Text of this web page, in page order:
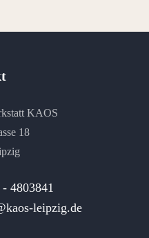
KAOS
18
4803841
leipzig.de